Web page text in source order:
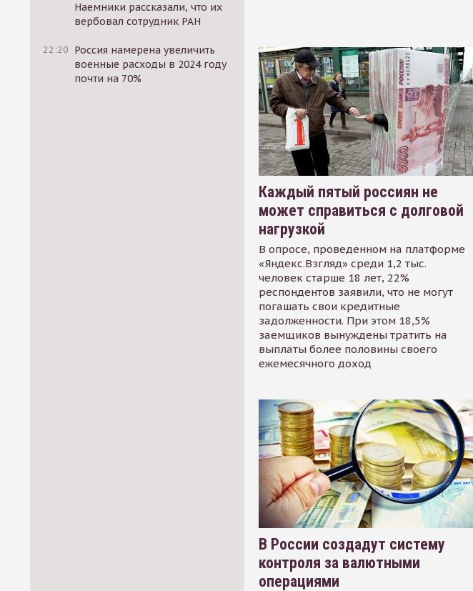
Наемники рассказали, что их
вербовал сотрудник РАН
22:20 Россия намерена увеличить
военные расходы в 2024 году
почти на 70%
Каждый пятый россиян не
может справиться с долговой
нагрузкой
В опросе, проведенном на платформе
«Яндекс.Взгляд» среди 1,2 тыс.
человек старше 18 лет, 22%
респондентов заявили, что не могут
погашать свои кредитные
задолженности. При этом 18,5%
заемщиков вынуждены тратить на
выплаты более половины своего
ежемесячного доход
В России создадут систему
контроля за валютными
операциями